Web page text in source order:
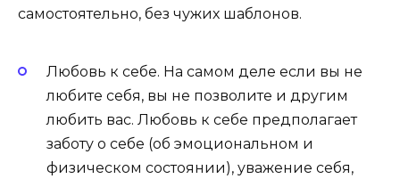
самостоятельно, без чужих шаблонов.
Любовь к себе. На самом деле если вы не
любите себя, вы не позволите и другим
любить вас. Любовь к себе предполагает
заботу о себе (об эмоциональном и
физическом состоянии), уважение себя,